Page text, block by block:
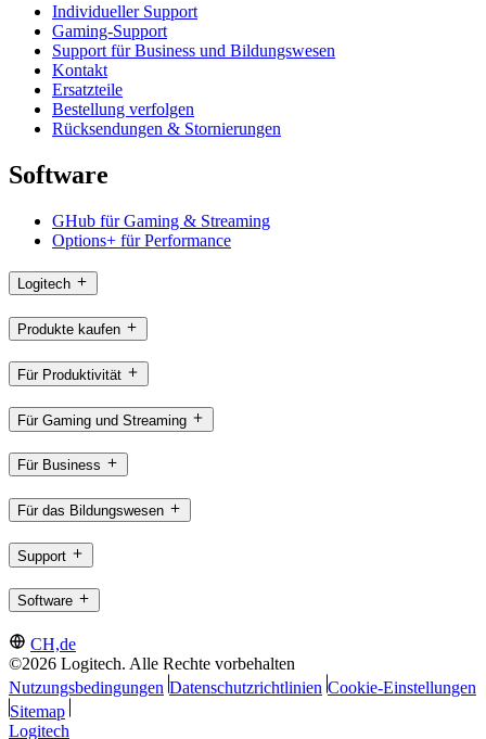
Individueller Support
Gaming-Support
Support für Business und Bildungswesen
Kontakt
Ersatzteile
Bestellung verfolgen
Rücksendungen & Stornierungen
Software
GHub für Gaming & Streaming
Options+ für Performance
Logitech
Produkte kaufen
Für Produktivität
Für Gaming und Streaming
Für Business
Für das Bildungswesen
Support
Software
CH,de
©2026 Logitech. Alle Rechte vorbehalten
Nutzungsbedingungen Datenschutzrichtlinien Cookie-Einstellungen
Sitemap
Logitech